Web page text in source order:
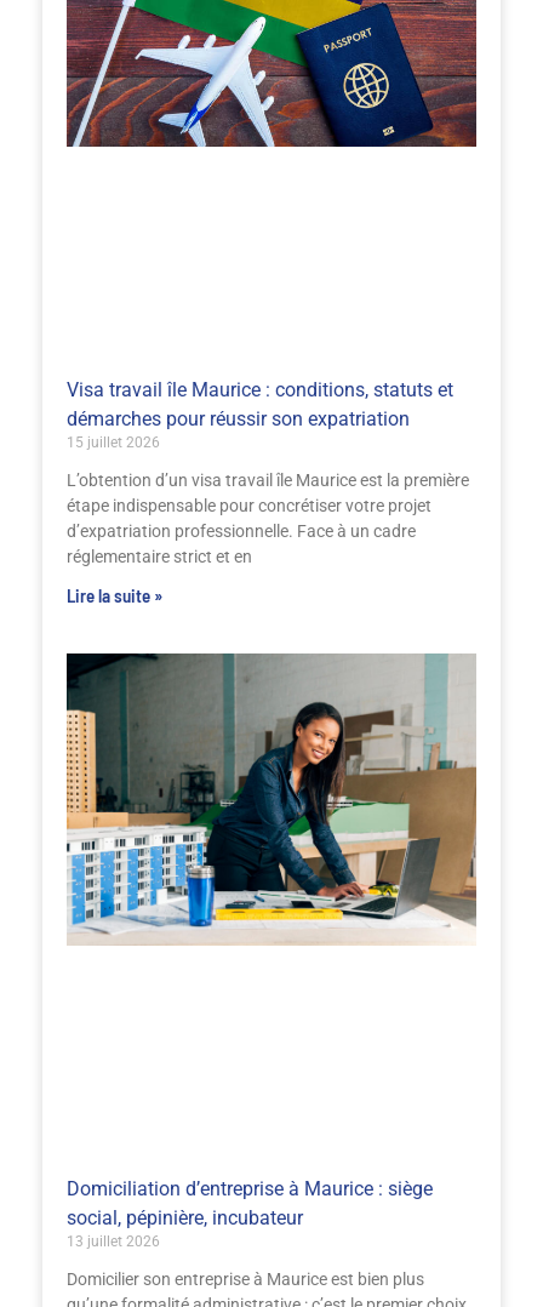
Visa travail île Maurice : conditions, statuts et
démarches pour réussir son expatriation
15 juillet 2026
L’obtention d’un visa travail île Maurice est la première
étape indispensable pour concrétiser votre projet
d’expatriation professionnelle. Face à un cadre
réglementaire strict et en
Lire la suite »
Domiciliation d’entreprise à Maurice : siège
social, pépinière, incubateur
13 juillet 2026
Domicilier son entreprise à Maurice est bien plus